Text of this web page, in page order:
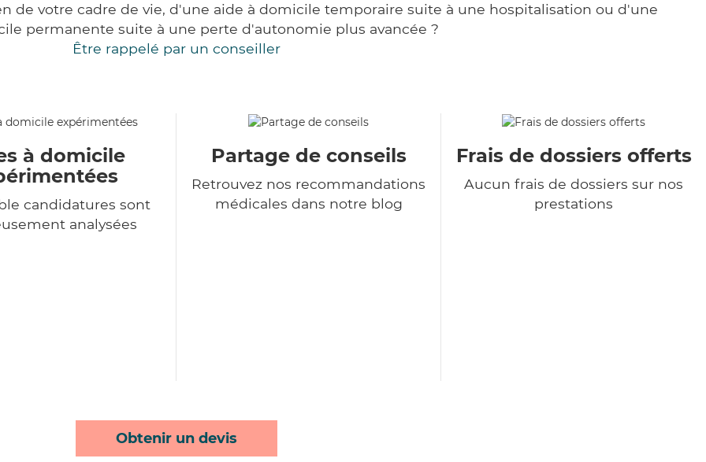
de votre cadre de vie, d'une aide à domicile temporaire suite à une hospitalisation ou d'une
permanente suite à une perte d'autonomie plus avancée ?
Être rappelé par un conseiller
à domicile
candidatures sont
analysées
Partage de conseils
Retrouvez nos recommandations
médicales dans notre blog
Frais de dossiers offerts
Aucun frais de dossiers sur nos
prestations
Obtenir un devis